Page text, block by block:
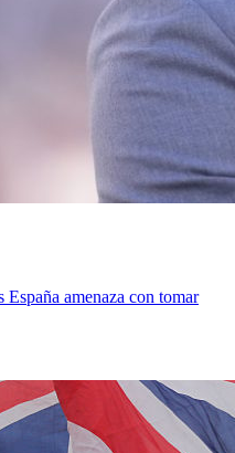
amenaza con tomar